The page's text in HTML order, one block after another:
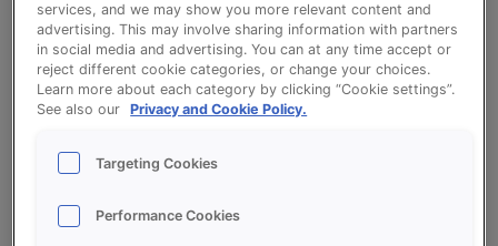
Ingrediëntenlijst
Sloffendeeg:
3000
services, and we may show you more relevant content and
advertising. This may involve sharing information with partners
in social media and advertising. You can at any time accept or
reject different cookie categories, or change your choices.
Learn more about each category by clicking “Cookie settings”.
See also our
Privacy and Cookie Policy.
Targeting Cookies
Performance Cookies